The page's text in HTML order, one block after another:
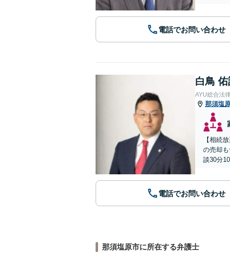
電話でお問い合わせ
白鳥
AYU総合法
那須塩
【相続
の売却
談30分
電話でお問い合わせ
那須塩原市に所在する弁護士